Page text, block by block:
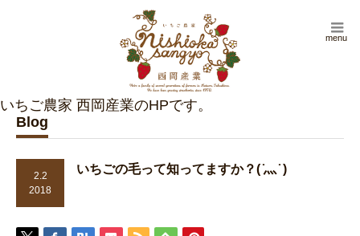
menu
Blog
2.2
2018
いちごの毛って知ってますか？( ̇灬 ̇ )